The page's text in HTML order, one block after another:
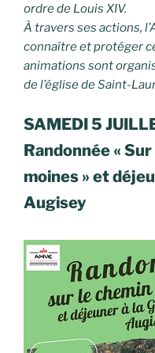
ordre de Louis XIV.
À travers ses actions,
connaître et protéger
animations sont
de l’église de Saint-
SAMEDI 5
Randonnée «
moines » et
Augisey